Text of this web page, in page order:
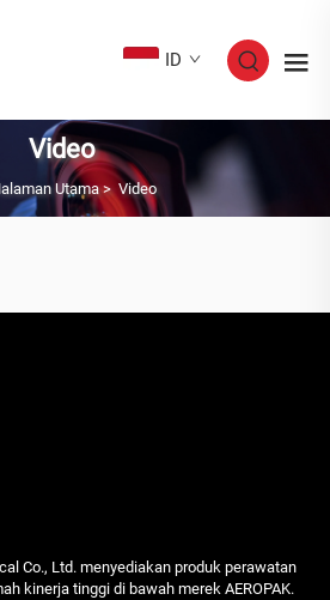
ID
Video
Utama>Video
Co., Ltd. menyediakan produk perawatan
kinerja tinggi di bawah merek AEROPAK.